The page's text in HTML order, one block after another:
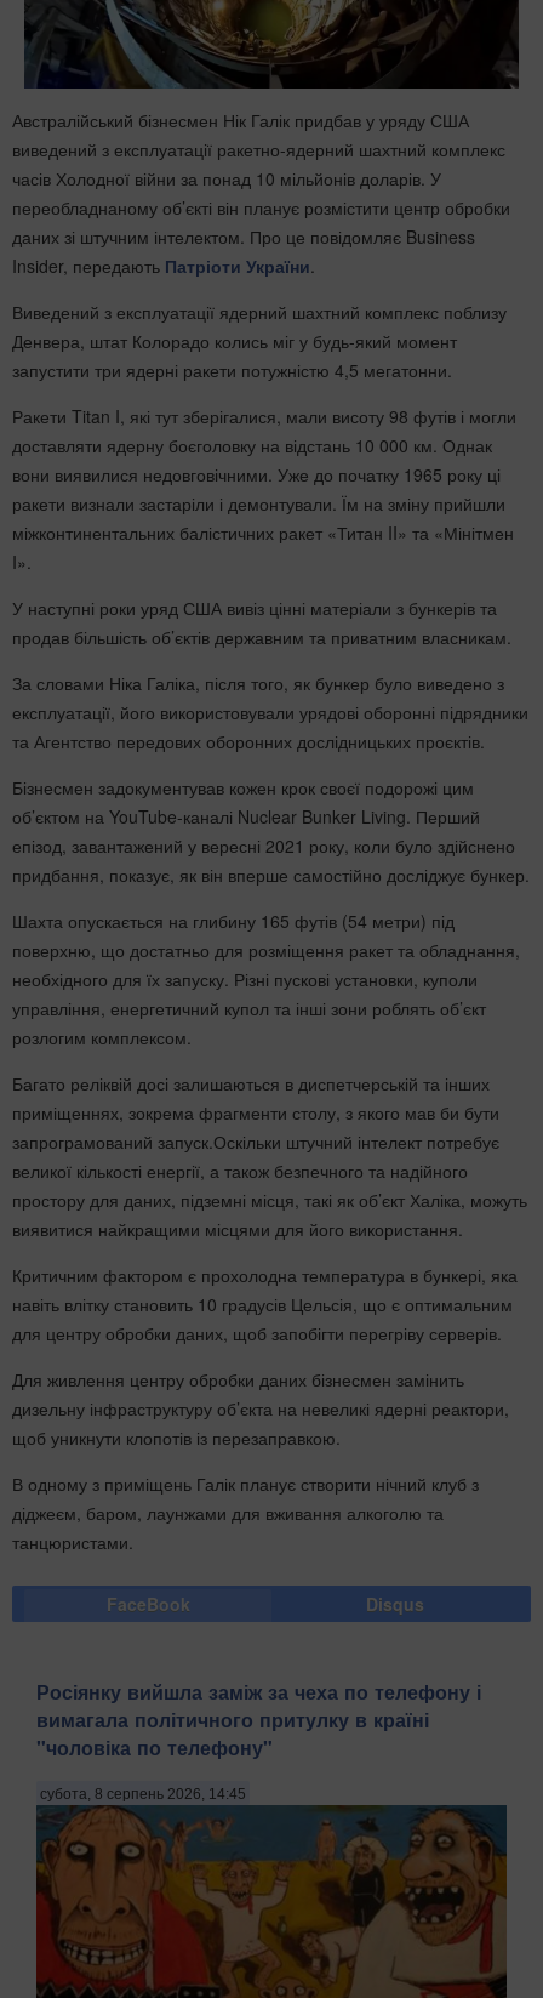
Австралійський бізнесмен Нік Галік придбав у уряду США
виведений з експлуатації ракетно-ядерний шахтний комплекс
часів Холодної війни за понад 10 мільйонів доларів. У
переобладнаному об’єкті він планує розмістити центр обробки
даних зі штучним інтелектом. Про це повідомляє Business
Insider, передають Патріоти України
Виведений з експлуатації ядерний шахтний комплекс поблизу
Денвера, штат Колорадо колись міг у будь-який момент
запустити три ядерні ракети потужністю 4,5 мегатонни.
Ракети Titan I, які тут зберігалися, мали висоту 98 футів і могли
доставляти ядерну боєголовку на відстань 10 000 км. Однак
вони виявилися недовговічними. Уже до початку 1965 року ці
ракети визнали застаріли і демонтували. Їм на зміну прийшли
міжконтинентальних балістичних ракет «Титан II» та «Мінітмен
I».
У наступні роки уряд США вивіз цінні матеріали з бункерів та
продав більшість об’єктів державним та приватним власникам.
За словами Ніка Галіка, після того, як бункер було виведено з
експлуатації, його використовували урядові оборонні підрядники
та Агентство передових оборонних дослідницьких проєктів.
Бізнесмен задокументував кожен крок своєї подорожі цим
об’єктом на YouTube-каналі Nuclear Bunker Living. Перший
епізод, завантажений у вересні 2021 року, коли було здійснено
придбання, показує, як він вперше самостійно досліджує бункер.
Шахта опускається на глибину 165 футів (54 метри) під
поверхню, що достатньо для розміщення ракет та обладнання,
необхідного для їх запуску. Різні пускові установки, куполи
управління, енергетичний купол та інші зони роблять об’єкт
розлогим комплексом.
Багато реліквій досі залишаються в диспетчерській та інших
приміщеннях, зокрема фрагменти столу, з якого мав би бути
запрограмований запуск.Оскільки штучний інтелект потребує
великої кількості енергії, а також безпечного та надійного
простору для даних, підземні місця, такі як об’єкт Халіка, можуть
виявитися найкращими місцями для його використання.
Критичним фактором є прохолодна температура в бункері, яка
навіть влітку становить 10 градусів Цельсія, що є оптимальним
для центру обробки даних, щоб запобігти перегріву серверів.
Для живлення центру обробки даних бізнесмен замінить
дизельну інфраструктуру об’єкта на невеликі ядерні реактори,
щоб уникнути клопотів із перезаправкою.
В одному з приміщень Галік планує створити нічний клуб з
діджеєм, баром, лаунжами для вживання алкоголю та
танцюристами.
FaceBook Disqus
Росіянку вийшла заміж за чеха по телефону і
вимагала політичного притулку в країні
"чоловіка по телефону"
субота, 8 серпень 2026, 14:45